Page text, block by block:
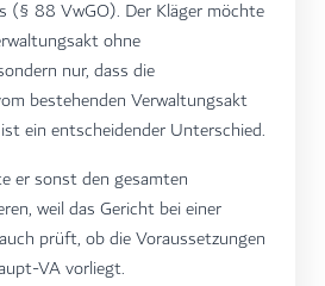
(§ 88 VwGO). Der Kläger möchte
ohne
nur, dass die
bestehenden Verwaltungsakt
ein entscheidender Unterschied.
er sonst den gesamten
weil das Gericht bei einer
prüft, ob die Voraussetzungen
VA vorliegt.